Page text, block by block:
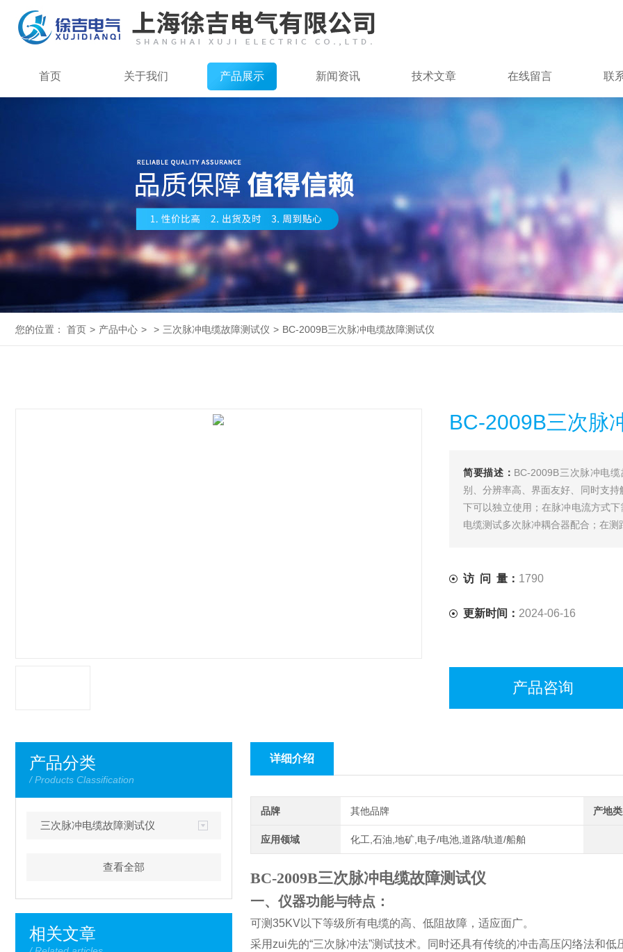
首页 关于我们 产品展示 新闻资讯 技术文章 在线留言 联
您的位置： 首页 > 产品中心 > > 三次脉冲电缆故障测试仪 > BC-2009B三次脉冲电缆故障测试仪
BC-2009B三次脉
简要描述： BC-2009B三次脉冲电
别、分辨率高、界面友好、同时支
下可以独立使用；在脉冲电流方式
电缆测试多次脉冲耦合器配合；在测
访 问 量： 1790
更新时间： 2024-06-16
产品咨询
产品分类
/ Products Classification
三次脉冲电缆故障测试仪
查看全部
相关文章
详细介绍
品牌 其他品牌 产地类
应用领域 化工,石油,地矿,电子/电池,道路/轨道/船舶
BC-2009B三次脉冲电缆故障测试仪
一、仪器功能与特点：
可测35KV以下等级所有电缆的高、低阻故障，适应面广。
采用zui先的“三次脉冲法”测试技术。同时还具有传统的冲击高压闪络法和低